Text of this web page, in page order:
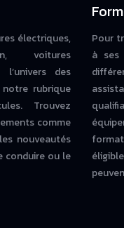
électriques,
voitures
l’univers des
rubrique
Trouvez
comme
nouveautés
conduire ou le
Pour
à